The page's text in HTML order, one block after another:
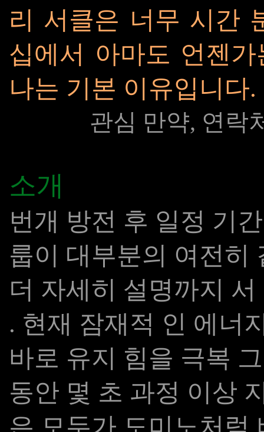
리 서클은 너무 시간
십에서 아마도 언젠
나는 기본 이유입니다
관심 만약, 연락
소개
번개 방전 후 일정 기
룹이 대부분의 여전히
더 자세히 설명까지
. 현재 잠재적 인 에너
바로 유지 힘을 극복
동안 몇 초 과정 이상
은 모두가 도미노처럼